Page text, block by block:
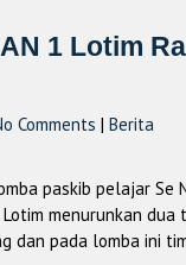
1 Lotim
Comments | Berita
paskib pelajar Se
Lotim menurunkan
dan pada lomba ini